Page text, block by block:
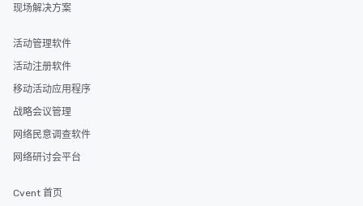
现场解决方案
活动管理软件
活动注册软件
移动活动应用程序
战略会议管理
网络民意调查软件
网络研讨会平台
Cvent 首页